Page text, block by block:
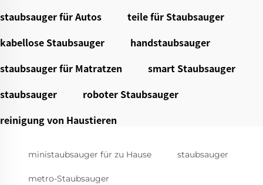
staubsauger für Autos
teile für Staubsauger
kabellose Staubsauger
handstaubsauger
staubsauger für Matratzen
smart Staubsauger
staubsauger
roboter Staubsauger
reinigung von Haustieren
ministaubsauger für zu Hause staubsauger
metro-Staubsauger